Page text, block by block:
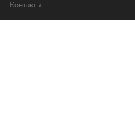
Контакты